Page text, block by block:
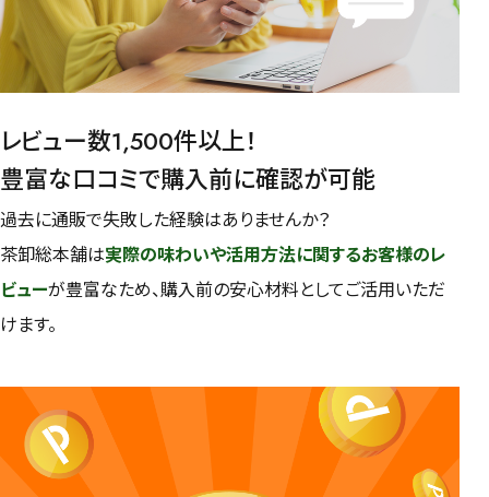
レビュー数1,500件以上！
豊富な口コミで購入前に確認が可能
過去に通販で失敗した経験はありませんか？
茶卸総本舗は実際の味わいや活用方法に関するお客様のレ
ビューが豊富なため、購入前の安心材料としてご活用いただ
けます。